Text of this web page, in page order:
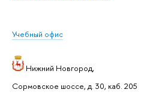
Учебный офис
Нижний Новгород,
Сормовское шоссе, д. 30, каб. 205